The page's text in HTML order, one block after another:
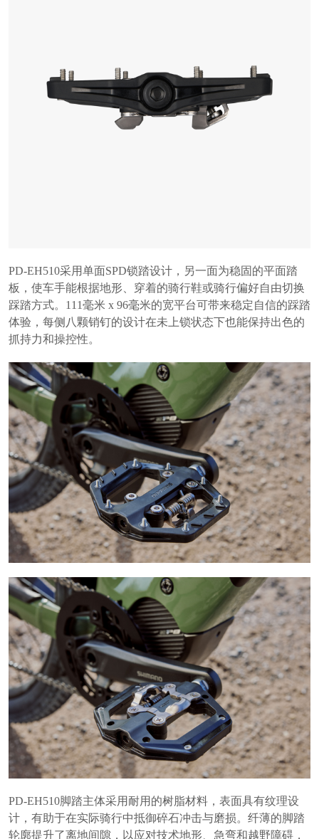
PD-EH510采用单面SPD锁踏设计，另一面为稳固的平面踏
板，使车手能根据地形、穿着的骑行鞋或骑行偏好自由切换
踩踏方式。111毫米 x 96毫米的宽平台可带来稳定自信的踩踏
体验，每侧八颗销钉的设计在未上锁状态下也能保持出色的
抓持力和操控性。
PD-EH510脚踏主体采用耐用的树脂材料，表面具有纹理设
计，有助于在实际骑行中抵御碎石冲击与磨损。纤薄的脚踏
轮廓提升了离地间隙，以应对技术地形、急弯和越野障碍，